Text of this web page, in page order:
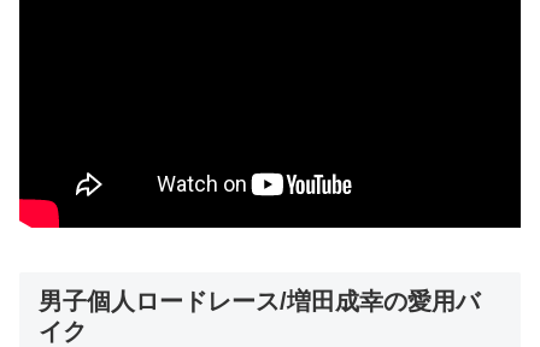
男子個人ロードレース/増田成幸の愛用バ
イク